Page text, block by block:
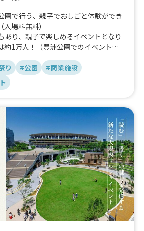
園で行う、親子でおしごと体験ができ
場料無料）
あり、親子で楽しめるイベントとなり
約1万人！（豊洲公園でのイベント平
り #公園
#商業施設